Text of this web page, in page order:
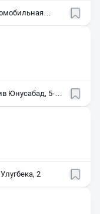
Юнусабад, 5-й
2